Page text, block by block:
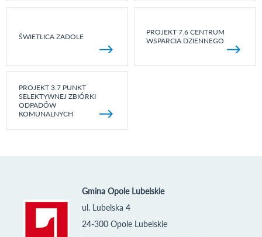
ŚWIETLICA ZADOLE
PROJEKT 7.6 CENTRUM
WSPARCIA DZIENNEGO
PROJEKT 3.7 PUNKT
SELEKTYWNEJ ZBIÓRKI
ODPADÓW
KOMUNALNYCH
Gmina Opole Lubelskie
ul. Lubelska 4
24-300 Opole Lubelskie